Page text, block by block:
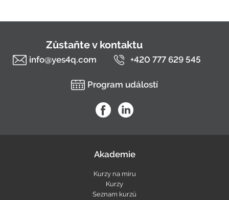
Zůstaňte v kontaktu
info@yes4q.com +420 777 629 545
Program událostí
YES4Q na Facebooku
Akademie
Kurzy na míru
Kurzy
Seznam kurzů